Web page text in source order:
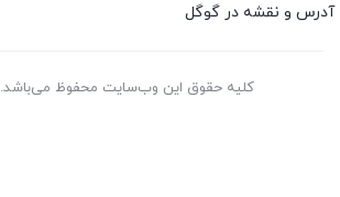
آدرس و نقشه در گوگل
کلیه حقوق این وب‌سایت محفوظ می‌باشد. 2020-2026